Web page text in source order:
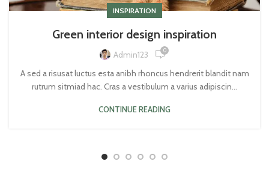
INSPIRATION
Green interior design inspiration
Admin123 0
A sed a risusat luctus esta anibh rhoncus hendrerit blandit nam
rutrum sitmiad hac. Cras a vestibulum a varius adipiscin...
CONTINUE READING